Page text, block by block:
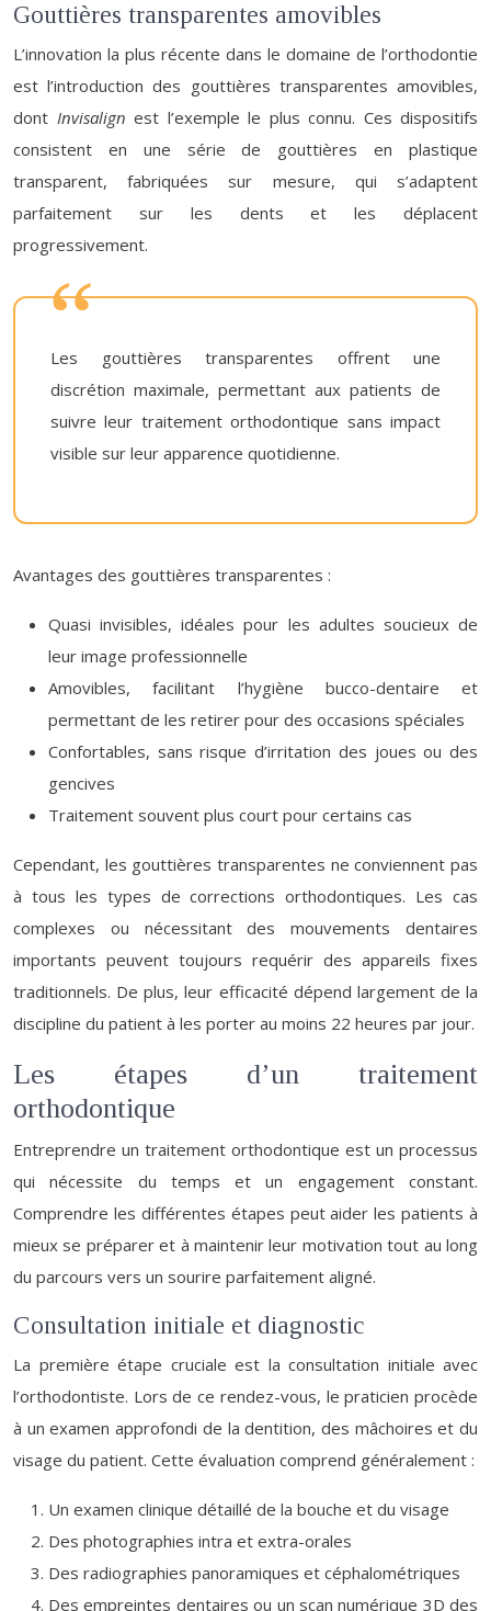
Gouttières transparentes amovibles
L’innovation la plus récente dans le domaine de l’orthodontie
est l’introduction des gouttières transparentes amovibles,
dont Invisalign est l’exemple le plus connu. Ces dispositifs
consistent en une série de gouttières en plastique
transparent, fabriquées sur mesure, qui s’adaptent
parfaitement sur les dents et les déplacent
progressivement.
Les gouttières transparentes offrent une
discrétion maximale, permettant aux patients de
suivre leur traitement orthodontique sans impact
visible sur leur apparence quotidienne.
Avantages des gouttières transparentes :
Quasi invisibles, idéales pour les adultes soucieux de
leur image professionnelle
Amovibles, facilitant l’hygiène bucco-dentaire et
permettant de les retirer pour des occasions spéciales
Confortables, sans risque d’irritation des joues ou des
gencives
Traitement souvent plus court pour certains cas
Cependant, les gouttières transparentes ne conviennent pas
à tous les types de corrections orthodontiques. Les cas
complexes ou nécessitant des mouvements dentaires
importants peuvent toujours requérir des appareils fixes
traditionnels. De plus, leur efficacité dépend largement de la
discipline du patient à les porter au moins 22 heures par jour.
Les étapes d’un traitement
orthodontique
Entreprendre un traitement orthodontique est un processus
qui nécessite du temps et un engagement constant.
Comprendre les différentes étapes peut aider les patients à
mieux se préparer et à maintenir leur motivation tout au long
du parcours vers un sourire parfaitement aligné.
Consultation initiale et diagnostic
La première étape cruciale est la consultation initiale avec
l’orthodontiste. Lors de ce rendez-vous, le praticien procède
à un examen approfondi de la dentition, des mâchoires et du
visage du patient. Cette évaluation comprend généralement :
Un examen clinique détaillé de la bouche et du visage
Des photographies intra et extra-orales
Des radiographies panoramiques et céphalométriques
Des empreintes dentaires ou un scan numérique 3D des